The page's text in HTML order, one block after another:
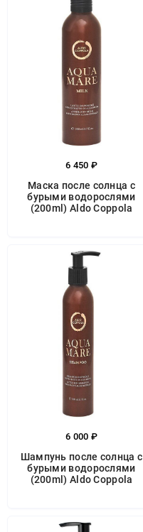
6 450 ₽
Маска после солнца с
бурыми водорослями
(200ml) Aldo Coppola
6 000 ₽
Шампунь после солнца с
бурыми водорослями
(200ml) Aldo Coppola